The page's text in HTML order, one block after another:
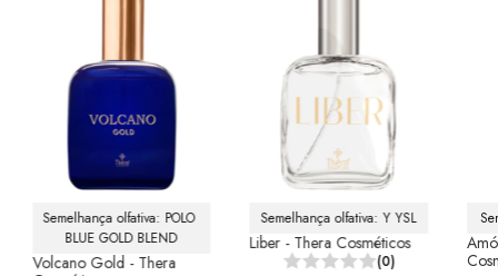
Semelhança olfativa: POLO
BLUE GOLD BLEND
Volcano Gold - Thera
Semelhança olfativa: Y YSL
Liber - Thera Cosméticos
(0)